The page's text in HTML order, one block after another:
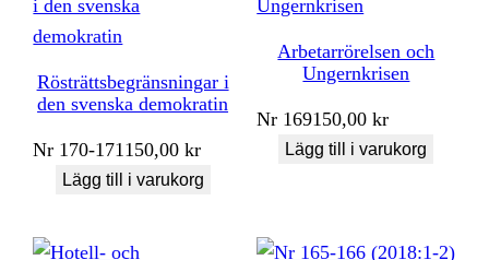
Rösträttsbegränsningar i
den svenska demokratin
Nr 170-171150,00kr
Lägg till i varukorg
Arbetarrörelsen och
Ungernkrisen
Nr 169150,00kr
Lägg till i varukorg